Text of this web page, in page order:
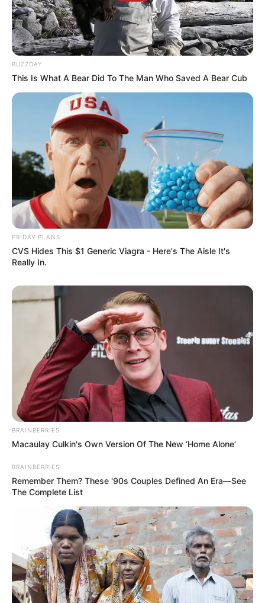
Védelmi Hivatal pedig lépésről lépésre ki fogja
vizsgálni az elmúlt húsz év minden egyes
visszaélését és korrupciós ügyét. A jogtalanul
szerzett, ellopott közvagyont pedig
visszaszerezzük a magyar embereknek!
BUZZDAY
This Is What A Bear Did To The Man Who Saved A Bear Cub
FRIDAY PLANS
CVS Hides This $1 Generic Viagra - Here's The Aisle It's
Really In.
BRAINBERRIES
Macaulay Culkin's Own Version Of The New ‘Home Alone’
BRAINBERRIES
Remember Them? These '90s Couples Defined An Era—See
The Complete List